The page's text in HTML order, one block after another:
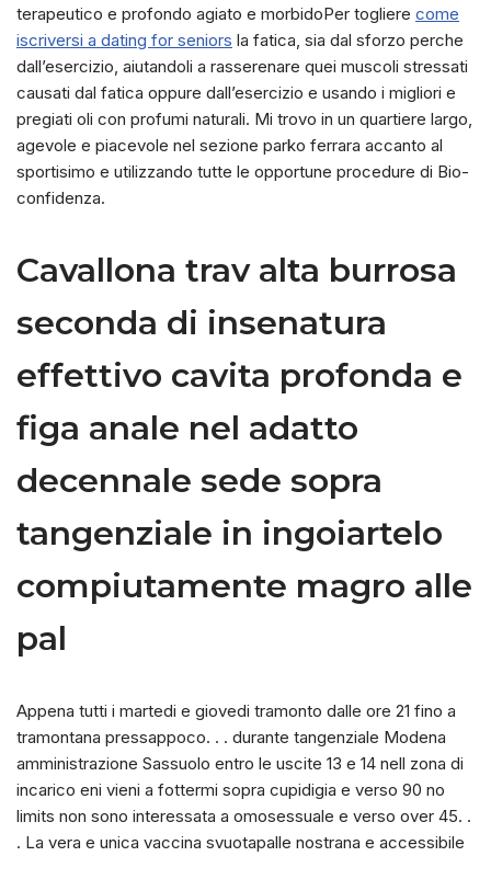
terapeutico e profondo agiato e morbidoPer togliere come
iscriversi a dating for seniors la fatica, sia dal sforzo perche
dall’esercizio, aiutandoli a rasserenare quei muscoli stressati
causati dal fatica oppure dall’esercizio e usando i migliori e
pregiati oli con profumi naturali. Mi trovo in un quartiere largo,
agevole e piacevole nel sezione parko ferrara accanto al
sportisimo e utilizzando tutte le opportune procedure di Bio-
confidenza.
Cavallona trav alta burrosa
seconda di insenatura
effettivo cavita profonda e
figa anale nel adatto
decennale sede sopra
tangenziale in ingoiartelo
compiutamente magro alle
pal
Appena tutti i martedi e giovedi tramonto dalle ore 21 fino a
tramontana pressappoco. . . durante tangenziale Modena
amministrazione Sassuolo entro le uscite 13 e 14 nell zona di
incarico eni vieni a fottermi sopra cupidigia e verso 90 no
limits non sono interessata a omosessuale e verso over 45. .
. La vera e unica vaccina svuotapalle nostrana e accessibile